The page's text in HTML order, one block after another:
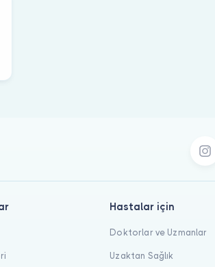
Hastalar için
Doktorlar ve Uzmanlar
Uzaktan Sağlık